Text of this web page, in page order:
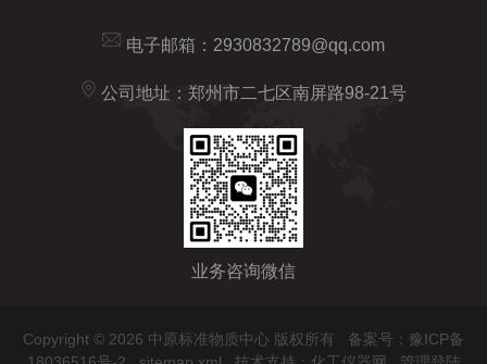
电子邮箱： 2930832789@qq.com
公司地址：郑州市二七区南屏路98-21号
业务咨询微信
Copyright © 2026 中原标准物质中心 版权所有 备案号：豫ICP备